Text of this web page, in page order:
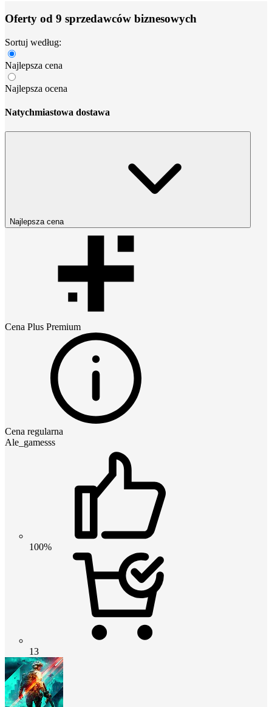
Oferty od 9 sprzedawców biznesowych
Sortuj według:
Najlepsza cena
Najlepsza ocena
Natychmiastowa dostawa
Najlepsza cena
Cena Plus Premium
Cena regularna
Ale_gamesss
100%
13